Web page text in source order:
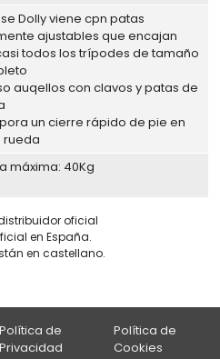
Dolly viene cpn patas
ajustables que encajan
todos los trípodes de tamaño
auqellos con clavos y patas de
un cierre rápido de pie en
rueda
máxima: 40Kg
oficial
en España.
en castellano.
Política de
Privacidad
Política de
Cookies